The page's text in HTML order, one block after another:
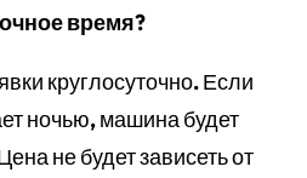
время?
круглосуточно. Если
ночью, машина будет
не будет зависеть от